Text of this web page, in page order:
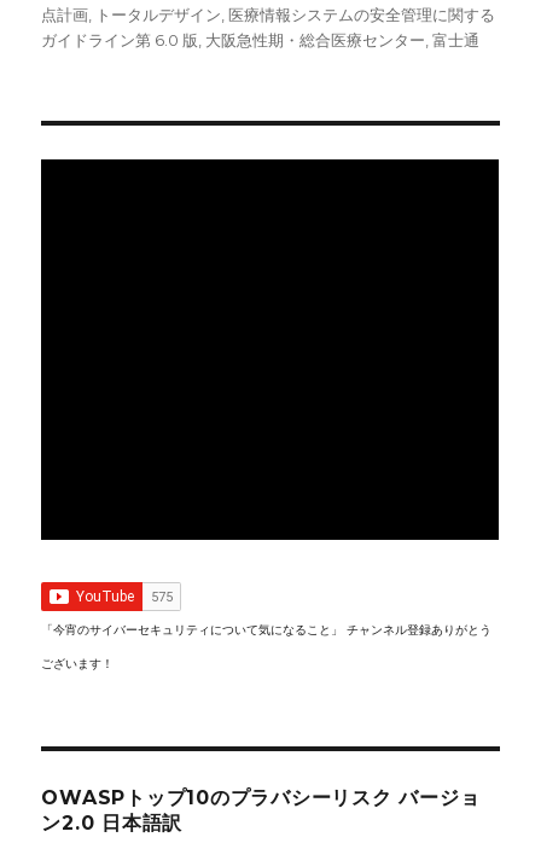
点計画
トータルデザイン 医療情報システムの安全管理に関する
ガイドライン第 6.0 版 大阪急性期・総合医療センター ,富士通
「今宵のサイバーセキュリティについて気になること」 チャンネル登録ありがとう
ございます！
OWASPトップ10のプラバシーリスク バージョ
ン2.0 日本語訳